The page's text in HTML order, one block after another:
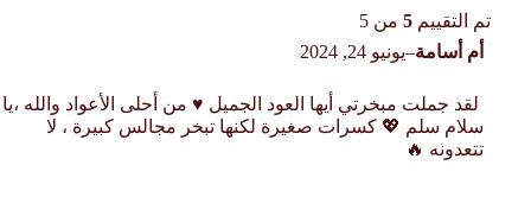
تم التقييم 5من 5
أم أسامة–يونيو 24, 2024
‏ لقد جملت مبخرتي أيها العود الجميل ♥️ من أحلى الأعواد والله ،يا
سلام سلم 💖 كسرات صغيرة لكنها تبخر مجالس كبيرة ، لا
تتعدونه 🔥